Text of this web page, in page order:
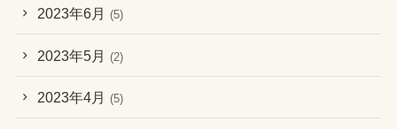
2023年6月 (5)
2023年5月 (2)
2023年4月 (5)